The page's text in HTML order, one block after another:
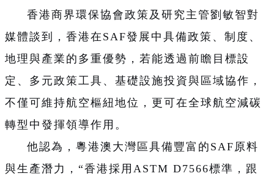
香港商界環保協會政策及研究主管劉敏智對
媒體談到，香港在SAF發展中具備政策、制度、
地理與產業的多重優勢，若能透過前瞻目標設
定、多元政策工具、基礎設施投資與區域協作，
不僅可維持航空樞紐地位，更可在全球航空減碳
轉型中發揮領導作用。
他認為，粵港澳大灣區具備豐富的SAF原料
與生產潛力，“香港採用ASTM D7566標準，跟